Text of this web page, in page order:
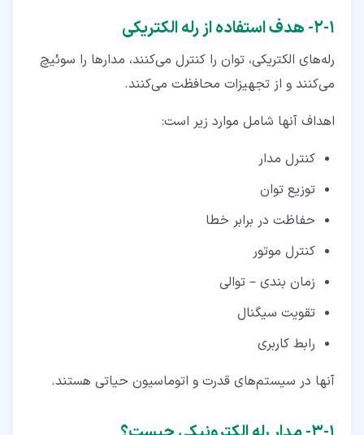
۱‏-‏۲‏- هدف استفاده از رله الکتریکی
رله‌های الکتریکی، توان را کنترل می‌کنند، مدارها را سوئیچ
می‌کنند و از تجهیزات محافظت می‌کنند.
اهداف آنها شامل موارد زیر است:
کنترل مدار
توزیع توان
حفاظت در برابر خطا
کنترل موتور
زمان‌ بندی – توالی
تقویت سیگنال
رابط کاربری
آنها در سیستم‌های قدرت و اتوماسیون حیاتی هستند.